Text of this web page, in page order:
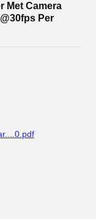
Met Camera
Per